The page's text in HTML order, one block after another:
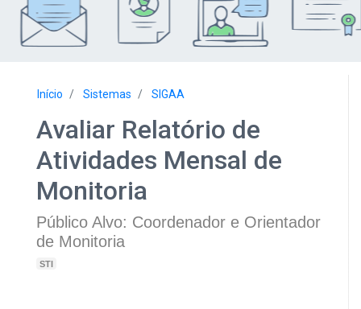
Início Sistemas SIGAA
Avaliar Relatório de
Atividades Mensal de
Monitoria
Público Alvo: Coordenador e Orientador
de Monitoria
STI